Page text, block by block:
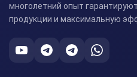
многолетний опыт
продукции и максимальную